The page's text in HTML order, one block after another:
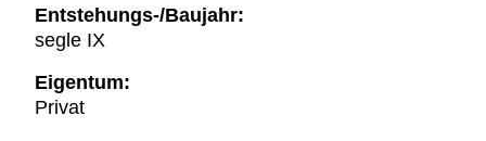
Entstehungs-/Baujahr:
segle IX
Eigentum:
Privat